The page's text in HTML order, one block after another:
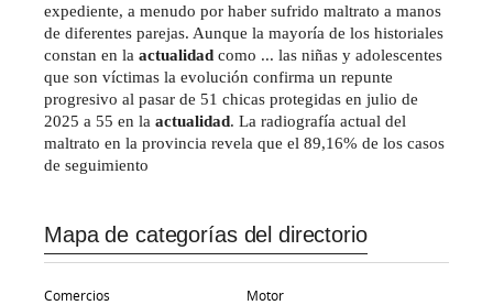
expediente, a menudo por haber sufrido maltrato a manos
de diferentes parejas. Aunque la mayoría de los historiales
constan en la actualidad como ... las niñas y adolescentes
que son víctimas la evolución confirma un repunte
progresivo al pasar de 51 chicas protegidas en julio de
2025 a 55 en la actualidad. La radiografía actual del
maltrato en la provincia revela que el 89,16% de los casos
de seguimiento
Mapa de categorías del directorio
Comercios Motor